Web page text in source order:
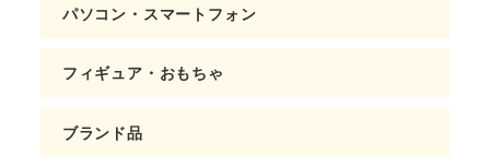
パソコン・スマートフォン
フィギュア・おもちゃ
ブランド品